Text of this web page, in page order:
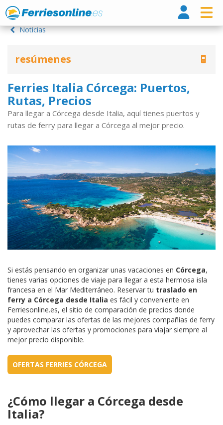
Noticias
resúmenes
Ferries Italia Córcega: Puertos,
Rutas, Precios
Para llegar a Córcega desde Italia, aquí tienes puertos y
rutas de ferry para llegar a Córcega al mejor precio.
Si estás pensando en organizar unas vacaciones en Córcega,
tienes varias opciones de viaje para llegar a esta hermosa isla
francesa en el Mar Mediterráneo. Reservar tu traslado en
ferry a Córcega desde Italia es fácil y conveniente en
Ferriesonline.es, el sitio de comparación de precios donde
puedes comparar las ofertas de las mejores compañías de ferry
y aprovechar las ofertas y promociones para viajar siempre al
mejor precio disponible.
OFERTAS FERRIES CÓRCEGA
¿Cómo llegar a Córcega desde
Italia?